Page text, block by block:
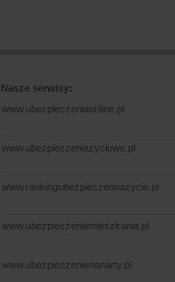
Nasze serwisy:
www.ubezpieczeniaonline.pl
www.ubezpieczeniazyciowe.pl
www.rankingubezpieczennazycie.pl
www.ubezpieczeniemieszkania.pl
www.ubezpieczenienanarty.pl